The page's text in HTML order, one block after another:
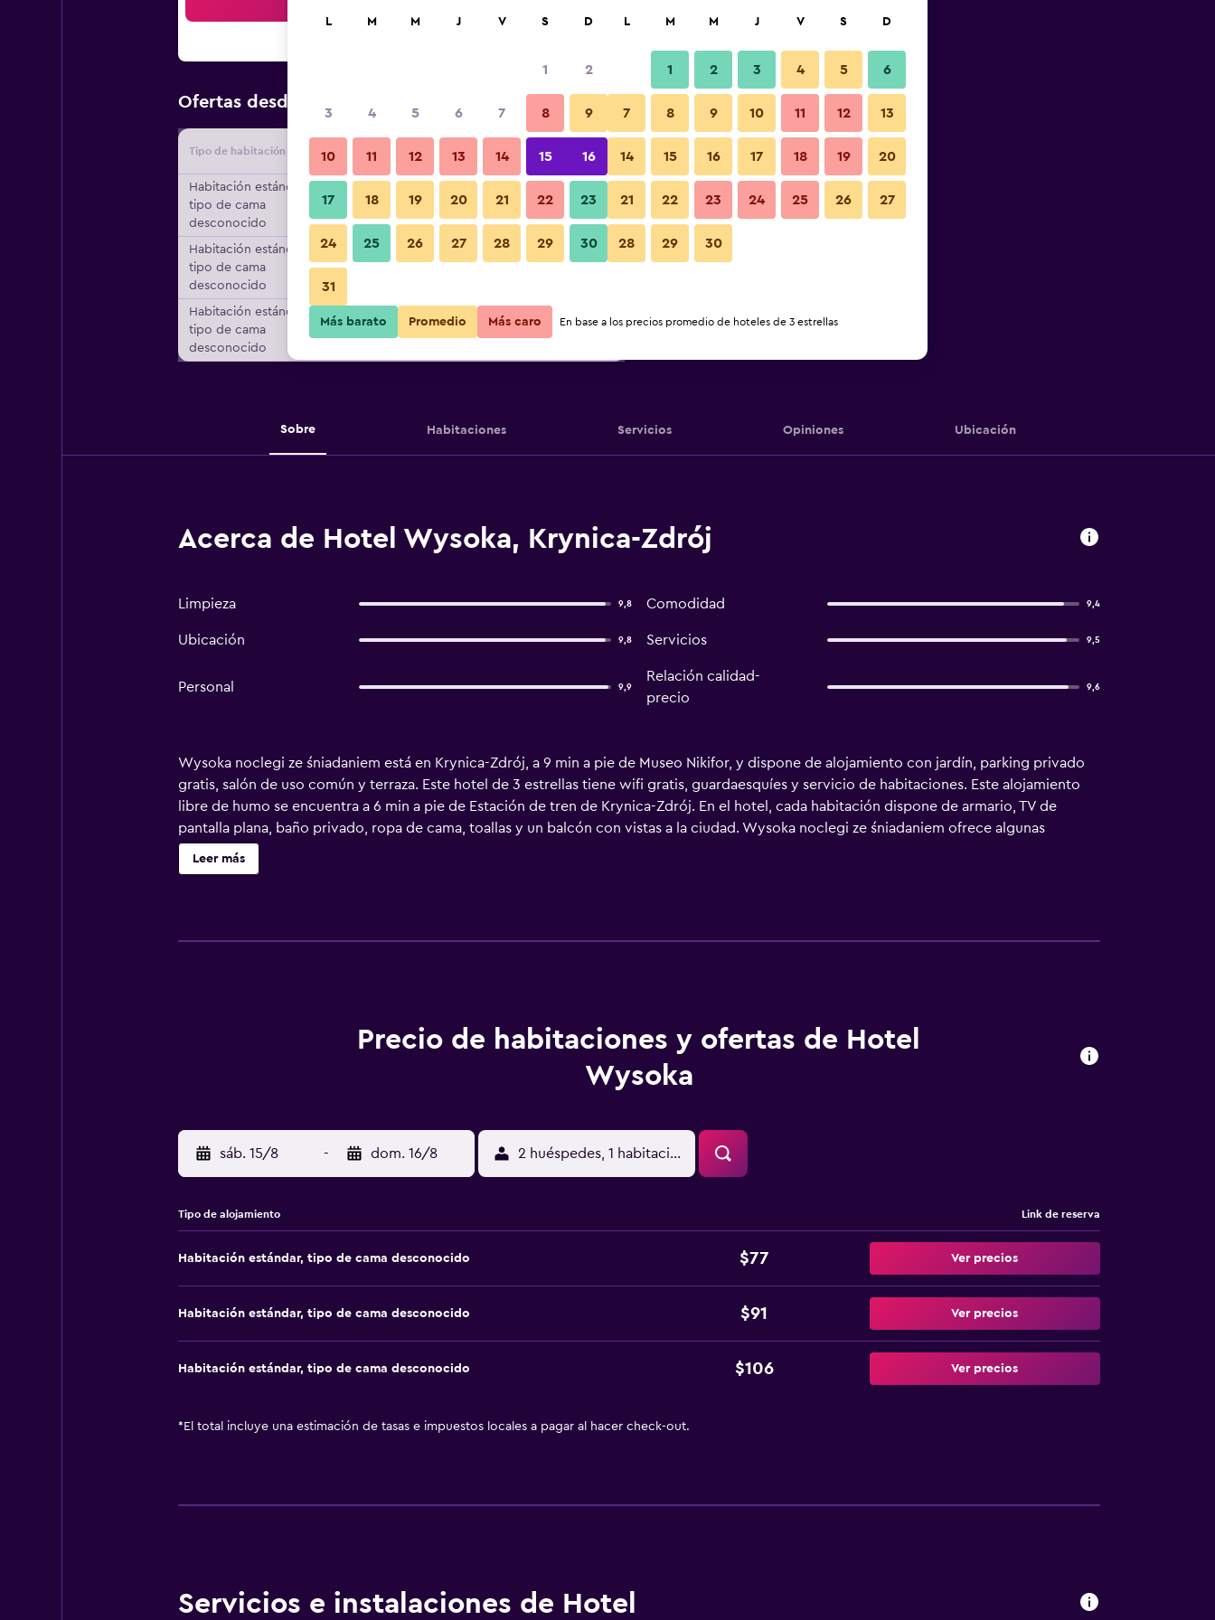
Ofertas desde Oferta más barata de precio por noche
Tipo de habitación Proveedor Total noche
Habitación estándar,
tipo de cama
desconocido
$77 Ver oferta
Habitación estándar,
tipo de cama
desconocido
Habitación estándar,
tipo de cama
desconocido
$106
Sobre Habitaciones Servicios Opiniones Ubicación
Acerca de Hotel Wysoka, Krynica-Zdrój
Limpieza 9,8 Comodidad 9,4
Ubicación 9,8 Servicios 9,5
Personal 9,9
Relación calidad-
precio
9,6
Wysoka noclegi ze śniadaniem está en Krynica-Zdrój, a 9 min a pie de Museo Nikifor, y dispone de alojamiento con jardín, parking privado
gratis, salón de uso común y terraza. Este hotel de 3 estrellas tiene wifi gratis, guardaesquíes y servicio de habitaciones. Este alojamiento
libre de humo se encuentra a 6 min a pie de Estación de tren de Krynica-Zdrój. En el hotel, cada habitación dispone de armario, TV de
pantalla plana, baño privado, ropa de cama, toallas y un balcón con vistas a la ciudad. Wysoka noclegi ze śniadaniem ofrece algunas
habitaciones con vistas a la montaña, y todas tienen hervidor. En el alojamiento se sirve un desayuno buffet. Wysoka noclegi ze śniadaniem
ofrece zona de juegos infantil. La clientela puede practicar actividades en Krynica-Zdrój y alrededores, como esquí. Castillo de Lubovna
Leer más
Precio de habitaciones y ofertas de Hotel
Wysoka
sáb. 15/8 - dom. 16/8 2 huéspedes, 1 habitación
Tipo de alojamiento Link de reserva
Habitación estándar, tipo de cama desconocido $77 Ver precios
Habitación estándar, tipo de cama desconocido $91 Ver precios
Habitación estándar, tipo de cama desconocido $106 Ver precios
* El total incluye una estimación de tasas e impuestos locales a pagar al hacer check-out.
Servicios e instalaciones de Hotel
L M M J V S D
1 2
3 4 5 6 7 8 9
10 11 12 13 14 15 16
17 18 19 20 21 22 23
24 25 26 27 28 29 30
31
L M M J V S D
1 2 3 4 5 6
7 8 9 10 11 12 13
14 15 16 17 18 19 20
21 22 23 24 25 26 27
28 29 30
Más barato Promedio Más caro En base a los precios promedio de hoteles de 3 estrellas